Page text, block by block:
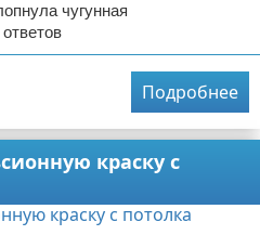
чугунная
Подробнее
краску с